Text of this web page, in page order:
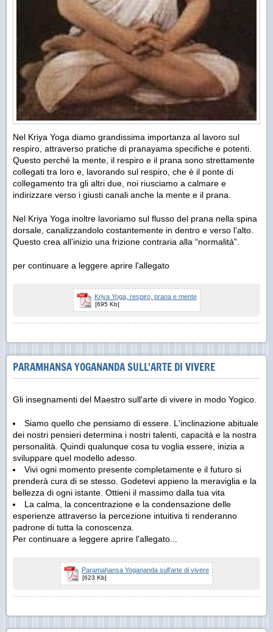
Nel Kriya Yoga diamo grandissima importanza al lavoro sul
respiro, attraverso pratiche di pranayama specifiche e potenti.
Questo perché la mente, il respiro e il prana sono strettamente
collegati tra loro e, lavorando sul respiro, che è il ponte di
collegamento tra gli altri due, noi riusciamo a calmare e
indirizzare verso i giusti canali anche la mente e il prana.
Nel Kriya Yoga inoltre lavoriamo sul flusso del prana nella spina
dorsale, canalizzandolo costantemente in dentro e verso l’alto.
Questo crea all’inizio una frizione contraria alla “normalità”.
per continuare a leggere aprire l'allegato
Kriya Yoga, respiro, prana e mente
[695 Kb]
PARAMHANSA YOGANANDA SULL'ARTE DI VIVERE
Gli insegnamenti del Maestro sull'arte di vivere in modo Yogico.
Siamo quello che pensiamo di essere. L'inclinazione abituale
dei nostri pensieri determina i nostri talenti, capacità e la nostra
personalità. Quindi qualunque cosa tu voglia essere, inizia a
sviluppare quel modello adesso.
Vivi ogni momento presente completamente e il futuro si
prenderà cura di se stesso. Godetevi appieno la meraviglia e la
bellezza di ogni istante. Ottieni il massimo dalla tua vita
La calma, la concentrazione e la condensazione delle
esperienze attraverso la percezione intuitiva ti renderanno
padrone di tutta la conoscenza.
Per continuare a leggere aprire l'allegato...
Paramahansa Yogananda sull'arte di vivere
[623 Kb]